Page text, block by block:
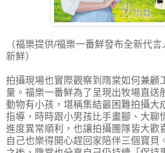
（福樂提供/福樂一番鮮發布全新代
新鮮）
拍攝現場也實際觀察到隋棠如何兼顧
量。福樂一番鮮為了呈現出牧場直送
動物有小孩，堪稱集結最困難拍攝大
指導，時時跟小男孩比手畫腳、大聊
進度異常順利，也讓拍攝團隊皆大歡
自己也樂得開心趕回家陪伴三個寶貝